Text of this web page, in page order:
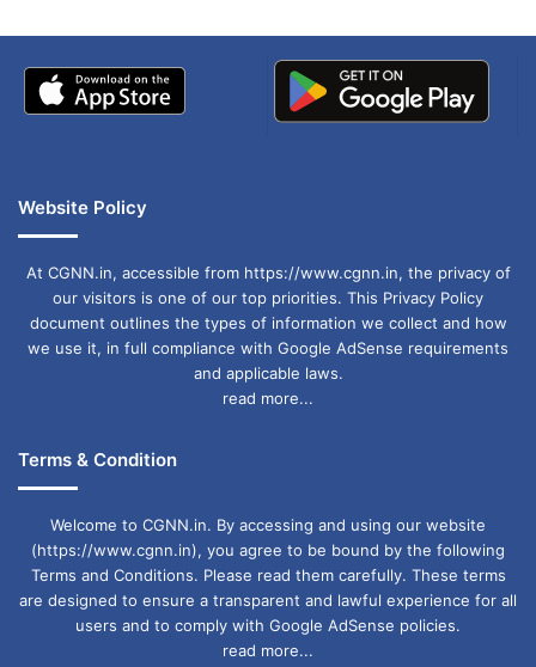
Website Policy
At CGNN.in, accessible from https://www.cgnn.in, the privacy of
our visitors is one of our top priorities. This Privacy Policy
document outlines the types of information we collect and how
we use it, in full compliance with Google AdSense requirements
and applicable laws.
read more...
Terms & Condition
Welcome to CGNN.in. By accessing and using our website
(https://www.cgnn.in), you agree to be bound by the following
Terms and Conditions. Please read them carefully. These terms
are designed to ensure a transparent and lawful experience for all
users and to comply with Google AdSense policies.
read more...